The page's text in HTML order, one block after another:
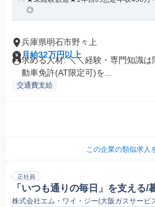
◎
兵庫県明石市野々上
月給32万円以上
求める人材: ＼＼経験・専門知識
動車免許(AT限定可)を...
交通費支給
この企業の類似求人
正社員
「いつも通りの毎日」を支える/
株式会社エム・ワイ・ジー(大阪ガスサービ